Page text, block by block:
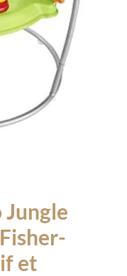
Jungle
et